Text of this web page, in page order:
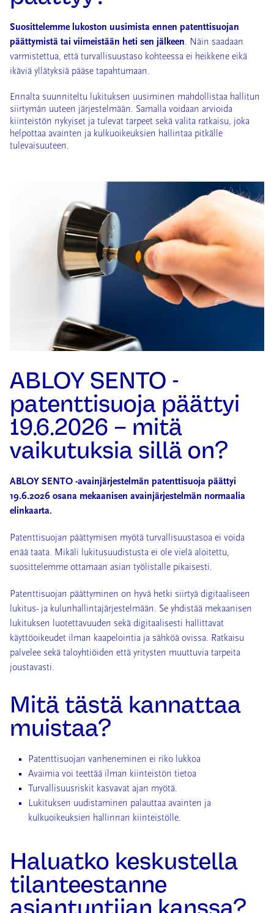
Suosittelemme lukoston uusimista ennen patenttisuojan
päättymistä tai viimeistään heti sen jälkeen. Näin saadaan
varmistettua, että turvallisuustaso kohteessa ei heikkene eikä
ikäviä yllätyksiä pääse tapahtumaan.
Ennalta suunniteltu lukituksen uusiminen mahdollistaa hallitun
siirtymän uuteen järjestelmään. Samalla voidaan arvioida
kiinteistön nykyiset ja tulevat tarpeet sekä valita ratkaisu, joka
helpottaa avainten ja kulkuoikeuksien hallintaa pitkälle
tulevaisuuteen.
ABLOY SENTO -
patenttisuoja päättyi
19.6.2026 – mitä
vaikutuksia sillä on?
ABLOY SENTO -avainjärjestelmän patenttisuoja päättyi
19.6.2026 osana mekaanisen avainjärjestelmän normaalia
elinkaarta.
Patenttisuojan päättymisen myötä turvallisuustasoa ei voida
enää taata. Mikäli lukitusuudistusta ei ole vielä aloitettu,
suosittelemme ottamaan asian työlistalle pikaisesti.
Patenttisuojan päättyminen on hyvä hetki siirtyä digitaaliseen
lukitus- ja kulunhallintajärjestelmään. Se yhdistää mekaanisen
lukituksen luotettavuuden sekä digitaalisesti hallittavat
käyttöoikeudet ilman kaapelointia ja sähköä ovissa. Ratkaisu
palvelee sekä taloyhtiöiden että yritysten muuttuvia tarpeita
joustavasti.
Mitä tästä kannattaa
muistaa?
Patenttisuojan vanheneminen ei riko lukkoa
Avaimia voi teettää ilman kiinteistön tietoa
Turvallisuusriskit kasvavat ajan myötä.
Lukituksen uudistaminen palauttaa avainten ja
kulkuoikeuksien hallinnan kiinteistölle.
Haluatko keskustella
tilanteestanne